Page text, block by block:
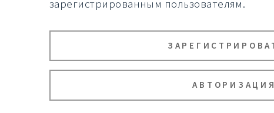
зарегистрированным пользователям.
АВТОРИЗАЦИЯ